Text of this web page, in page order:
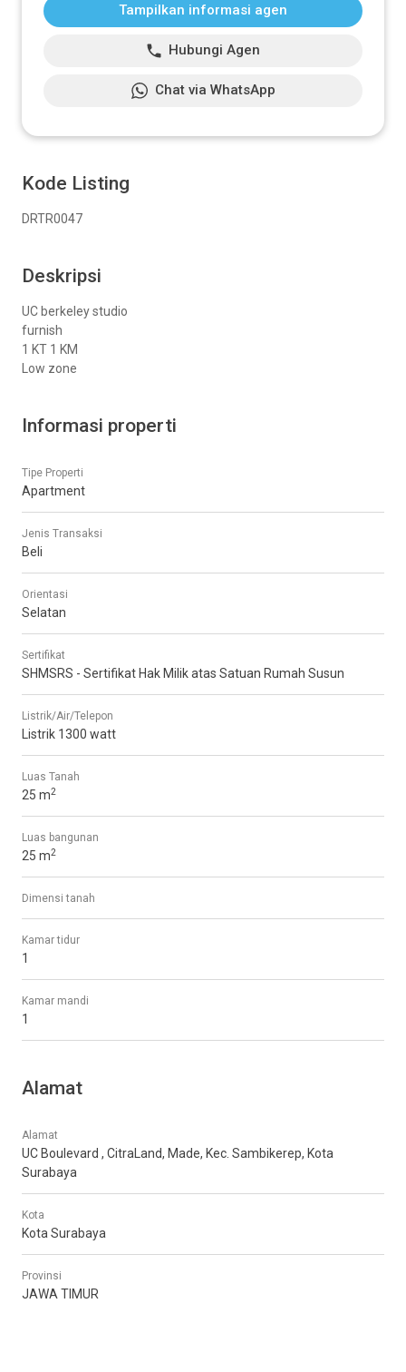
Kode Listing
DRTR0047
Deskripsi
UC berkeley studio
furnish
1 KT 1 KM
Low zone
Informasi properti
Tipe Properti
Apartment
Jenis Transaksi
Beli
Orientasi
Selatan
Sertifikat
SHMSRS - Sertifikat Hak Milik atas Satuan Rumah Susun
Listrik/Air/Telepon
Listrik 1300 watt
Luas Tanah
25 m2
Luas bangunan
25 m2
Dimensi tanah
Kamar tidur
1
Kamar mandi
1
Alamat
Alamat
UC Boulevard , CitraLand, Made, Kec. Sambikerep, Kota
Surabaya
Kota
Kota Surabaya
Provinsi
JAWA TIMUR
Tampilkan informasi agen
Hubungi Agen
Chat via WhatsApp